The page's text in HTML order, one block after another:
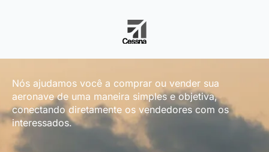
Nós ajudamos você a comprar ou vender sua
aeronave de uma maneira simples e objetiva,
conectando diretamente os vendedores com os
interessados.